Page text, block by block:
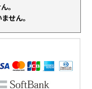
。
せん。